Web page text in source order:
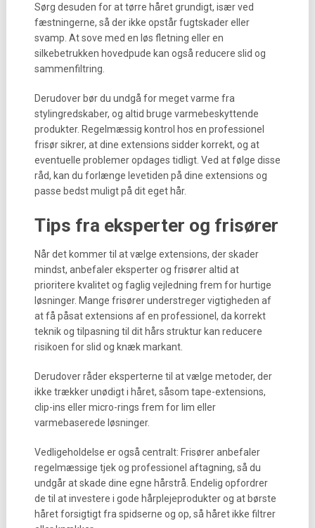
Sørg desuden for at tørre håret grundigt, især ved
fæstningerne, så der ikke opstår fugtskader eller
svamp. At sove med en løs fletning eller en
silkebetrukken hovedpude kan også reducere slid og
sammenfiltring.
Derudover bør du undgå for meget varme fra
stylingredskaber, og altid bruge varmebeskyttende
produkter. Regelmæssig kontrol hos en professionel
frisør sikrer, at dine extensions sidder korrekt, og at
eventuelle problemer opdages tidligt. Ved at følge disse
råd, kan du forlænge levetiden på dine extensions og
passe bedst muligt på dit eget hår.
Tips fra eksperter og frisører
Når det kommer til at vælge extensions, der skader
mindst, anbefaler eksperter og frisører altid at
prioritere kvalitet og faglig vejledning frem for hurtige
løsninger. Mange frisører understreger vigtigheden af
at få påsat extensions af en professionel, da korrekt
teknik og tilpasning til dit hårs struktur kan reducere
risikoen for slid og knæk markant.
Derudover råder eksperterne til at vælge metoder, der
ikke trækker unødigt i håret, såsom tape-extensions,
clip-ins eller micro-rings frem for lim eller
varmebaserede løsninger.
Vedligeholdelse er også centralt: Frisører anbefaler
regelmæssige tjek og professionel aftagning, så du
undgår at skade dine egne hårstrå. Endelig opfordrer
de til at investere i gode hårplejeprodukter og at børste
håret forsigtigt fra spidserne og op, så håret ikke filtrer